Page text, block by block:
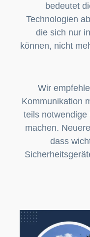
bedeutet
Technologien
die sich nur
können, nicht
Wir
Kommunikation
teils notwendige
machen.
dass